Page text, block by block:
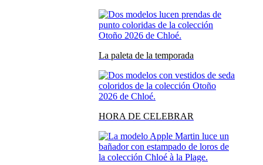
La paleta de la temporada
HORA DE CELEBRAR